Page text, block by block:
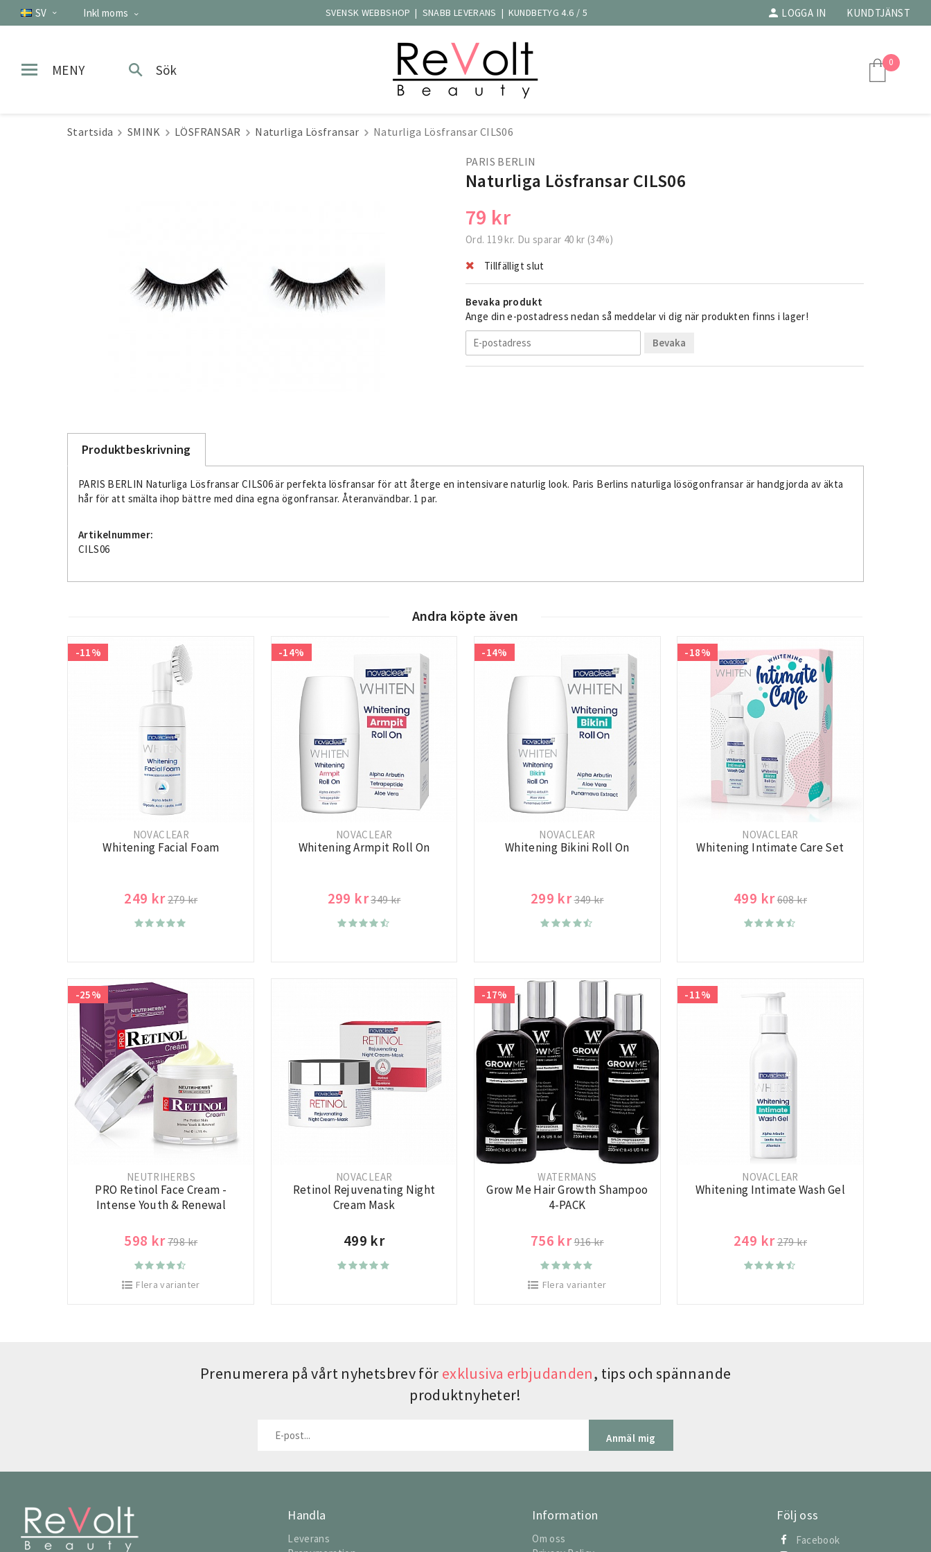
SV Inkl moms LOGGA IN KUNDTJÄNST
SVENSK WEBBSHOP | SNABB LEVERANS | KUNDBETYG 4.6 / 5
MENY Sök 0
Startsida SMINK LÖSFRANSAR Naturliga Lösfransar Naturliga Lösfransar CILS06
PARIS BERLIN
Naturliga Lösfransar CILS06
79 kr
Ord. 119 kr. Du sparar 40 kr (34%)
Tillfälligt slut
Bevaka produkt
Ange din e-postadress nedan så meddelar vi dig när produkten finns i lager!
Bevaka
Produktbeskrivning
PARIS BERLIN Naturliga Lösfransar CILS06 är perfekta lösfransar för att återge en intensivare naturlig look. Paris Berlins naturliga lösögonfransar är handgjorda av äkta
hår för att smälta ihop bättre med dina egna ögonfransar. Återanvändbar. 1 par.
Artikelnummer:
CILS06
Andra köpte även
-11%
NOVACLEAR
Whitening Facial Foam
249 kr279 kr
-14%
NOVACLEAR
Whitening Armpit Roll On
299 kr349 kr
-14%
NOVACLEAR
Whitening Bikini Roll On
299 kr349 kr
-18%
NOVACLEAR
Whitening Intimate Care Set
499 kr608 kr
-25%
NEUTRIHERBS
PRO Retinol Face Cream -
Intense Youth & Renewal
598 kr798 kr
Flera varianter
NOVACLEAR
Retinol Rejuvenating Night
Cream Mask
499 kr
-17%
WATERMANS
Grow Me Hair Growth Shampoo
4-PACK
756 kr916 kr
Flera varianter
-11%
NOVACLEAR
Whitening Intimate Wash Gel
249 kr279 kr
Prenumerera på vårt nyhetsbrev för exklusiva erbjudanden, tips och spännande
produktnyheter!
Anmäl mig
Handla
Leverans
Information
Om oss
Följ oss
Facebook